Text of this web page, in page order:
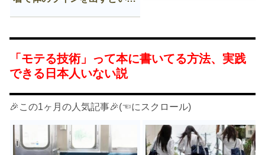
「モテる技術」って本に書いてる方法、実践
できる日本人いない説
🎉この1ヶ月の人気記事🎉(☜にスクロール)